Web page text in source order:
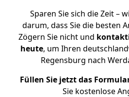
Sparen Sie sich die Zeit –
darum, dass Sie die besten
Zögern Sie nicht und
heute, um Ihren
Regensburg nach
Füllen Sie jetzt das
Sie kostenlose